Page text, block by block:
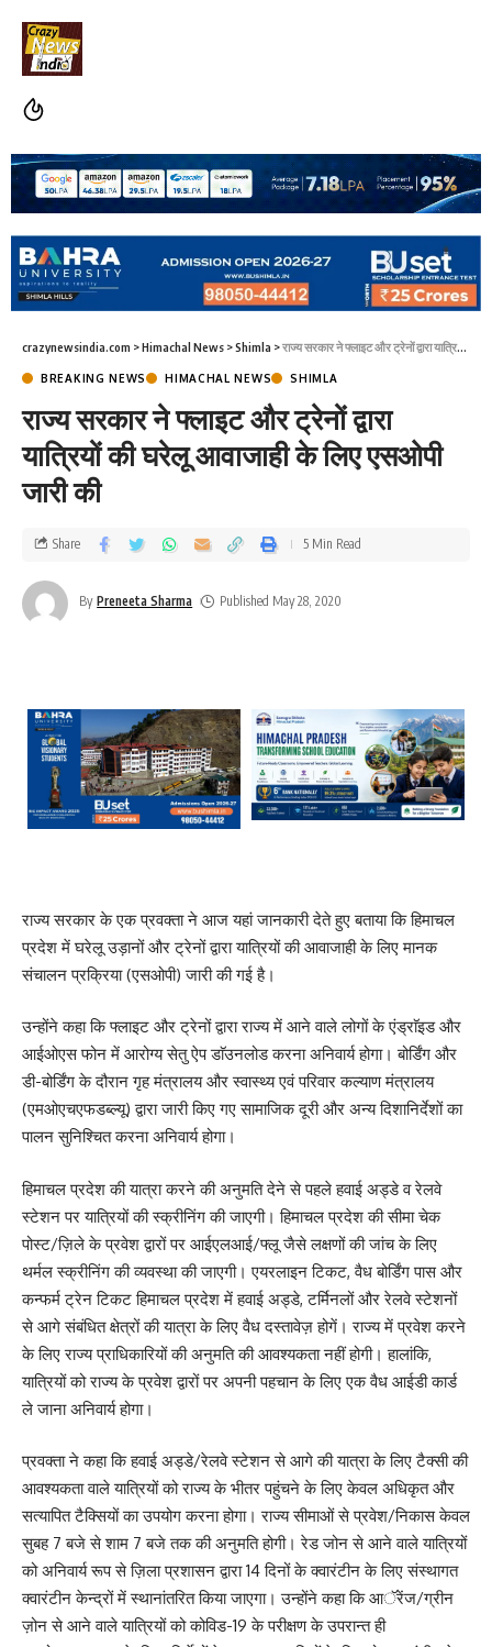
crazynewsindia.com >Himachal News >Shimla >राज्य सरकार ने फ्लाइट और ट्रेनों द्वारा यात्रियों की घरेलू आवाजाही के लिए एसओपी जारी की
BREAKING NEWS HIMACHAL NEWS SHIMLA
राज्य सरकार ने फ्लाइट और ट्रेनों द्वारा
यात्रियों की घरेलू आवाजाही के लिए एसओपी
जारी की
By Preneeta Sharma Published May 28, 2020
Share 5 Min Read
राज्य सरकार के एक प्रवक्ता ने आज यहां जानकारी देते हुए बताया कि हिमाचल
प्रदेश में घरेलू उड़ानों और ट्रेनों द्वारा यात्रियों की आवाजाही के लिए मानक
संचालन प्रक्रिया (एसओपी) जारी की गई है।
उन्होंने कहा कि फ्लाइट और ट्रेनों द्वारा राज्य में आने वाले लोगों के एंड्राॅइड और
आईओएस फोन में आरोग्य सेतु ऐप डाॅउनलोड करना अनिवार्य होगा। बोर्डिंग और
डी-बोर्डिंग के दौरान गृह मंत्रालय और स्वास्थ्य एवं परिवार कल्याण मंत्रालय
(एमओएचएफडब्ल्यू) द्वारा जारी किए गए सामाजिक दूरी और अन्य दिशानिर्देशों का
पालन सुनिश्चित करना अनिवार्य होगा।
हिमाचल प्रदेश की यात्रा करने की अनुमति देने से पहले हवाई अड्डे व रेलवे
स्टेशन पर यात्रियों की स्क्रीनिंग की जाएगी। हिमाचल प्रदेश की सीमा चेक
पोस्ट/ज़िले के प्रवेश द्वारों पर आईएलआई/फ्लू जैसे लक्षणों की जांच के लिए
थर्मल स्क्रीनिंग की व्यवस्था की जाएगी। एयरलाइन टिकट, वैध बोर्डिंग पास और
कन्फर्म ट्रेन टिकट हिमाचल प्रदेश में हवाई अड्डे, टर्मिनलों और रेलवे स्टेशनों
से आगे संबंधित क्षेत्रों की यात्रा के लिए वैध दस्तावेज़ होगें। राज्य में प्रवेश करने
के लिए राज्य प्राधिकारियों की अनुमति की आवश्यकता नहीं होगी। हालांकि,
यात्रियों को राज्य के प्रवेश द्वारों पर अपनी पहचान के लिए एक वैध आईडी कार्ड
ले जाना अनिवार्य होगा।
प्रवक्ता ने कहा कि हवाई अड्डे/रेलवे स्टेशन से आगे की यात्रा के लिए टैक्सी की
आवश्यकता वाले यात्रियों को राज्य के भीतर पहुंचने के लिए केवल अधिकृत और
सत्यापित टैक्सियों का उपयोग करना होगा। राज्य सीमाओं से प्रवेश/निकास केवल
सुबह 7 बजे से शाम 7 बजे तक की अनुमति होगी। रेड जोन से आने वाले यात्रियों
को अनिवार्य रूप से ज़िला प्रशासन द्वारा 14 दिनों के क्वारंटीन के लिए संस्थागत
क्वारंटीन केन्द्रों में स्थानांतरित किया जाएगा। उन्होंने कहा कि आॅरेंज/ग्रीन
ज़ोन से आने वाले यात्रियों को कोविड-19 के परीक्षण के उपरान्त ही